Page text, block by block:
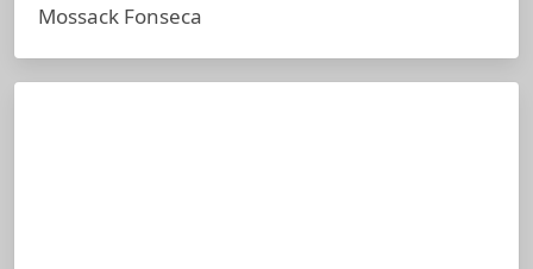
Mossack Fonseca